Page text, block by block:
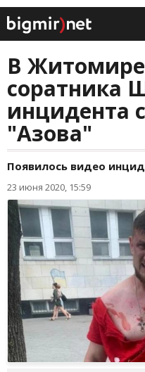
В
соратника
инцидента
"Азова"
Появилось видео
23 июня 2020, 15:59